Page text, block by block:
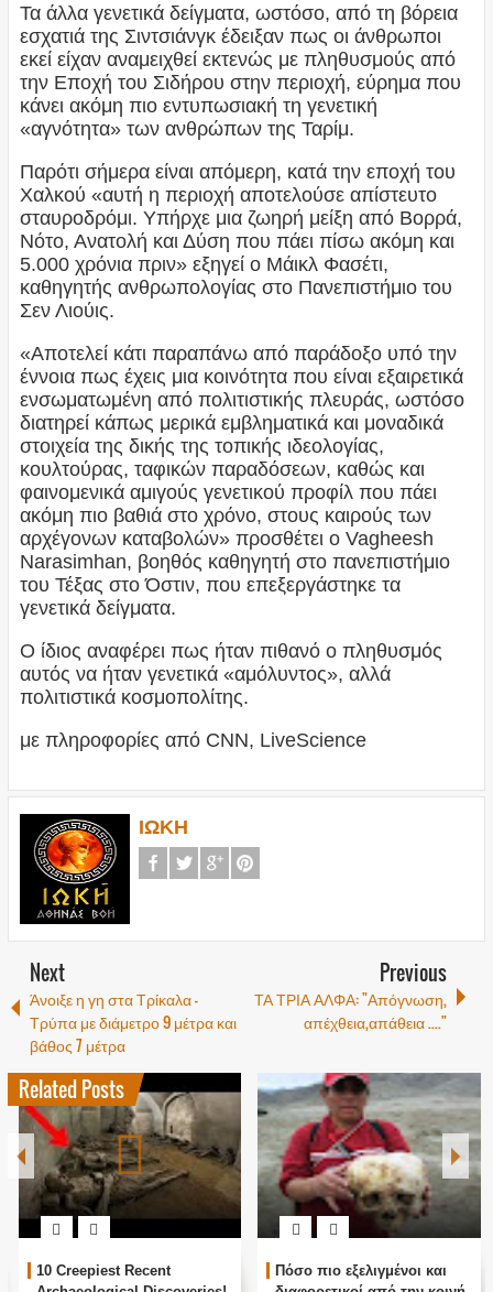
Τα άλλα γενετικά δείγματα, ωστόσο, από τη βόρεια
εσχατιά της Σιντσιάνγκ έδειξαν πως οι άνθρωποι
εκεί είχαν αναμειχθεί εκτενώς με πληθυσμούς από
την Εποχή του Σιδήρου στην περιοχή, εύρημα που
κάνει ακόμη πιο εντυπωσιακή τη γενετική
«αγνότητα» των ανθρώπων της Ταρίμ.
Παρότι σήμερα είναι απόμερη, κατά την εποχή του
Χαλκού «αυτή η περιοχή αποτελούσε απίστευτο
σταυροδρόμι. Υπήρχε μια ζωηρή μείξη από Βορρά,
Νότο, Ανατολή και Δύση που πάει πίσω ακόμη και
5.000 χρόνια πριν» εξηγεί ο Μάικλ Φασέτι,
καθηγητής ανθρωπολογίας στο Πανεπιστήμιο του
Σεν Λιούις.
«Αποτελεί κάτι παραπάνω από παράδοξο υπό την
έννοια πως έχεις μια κοινότητα που είναι εξαιρετικά
ενσωματωμένη από πολιτιστικής πλευράς, ωστόσο
διατηρεί κάπως μερικά εμβληματικά και μοναδικά
στοιχεία της δικής της τοπικής ιδεολογίας,
κουλτούρας, ταφικών παραδόσεων, καθώς και
φαινομενικά αμιγούς γενετικού προφίλ που πάει
ακόμη πιο βαθιά στο χρόνο, στους καιρούς των
αρχέγονων καταβολών» προσθέτει ο Vagheesh
Narasimhan, βοηθός καθηγητή στο πανεπιστήμιο
του Τέξας στο Όστιν, που επεξεργάστηκε τα
γενετικά δείγματα.
Ο ίδιος αναφέρει πως ήταν πιθανό ο πληθυσμός
αυτός να ήταν γενετικά «αμόλυντος», αλλά
πολιτιστικά κοσμοπολίτης.
με πληροφορίες από CNN, LiveScience
ΙΩΚΗ
Next
Άνοιξε η γη στα Τρίκαλα –
Τρύπα με διάμετρο 9 μέτρα και
βάθος 7 μέτρα
Previous
ΤΑ ΤΡΙΑ ΑΛΦΑ: "Απόγνωση,
απέχθεια,απάθεια ...."
Related Posts
10 Creepiest Recent
Πόσο πιο εξελιγμένοι και